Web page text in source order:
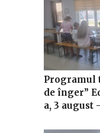
Programul
de înger”
a, 3 august